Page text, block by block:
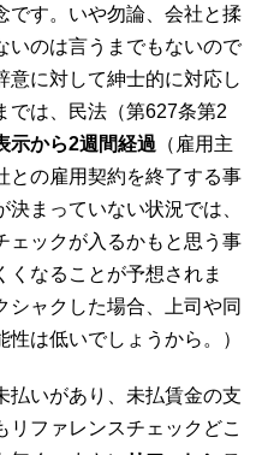
です。いや勿論、会社と揉
いのは言うまでもないので
意に対して紳士的に対応し
では、民法（第627条第2
示から2週間経過 （雇用主
との雇用契約を終了する事
まっていない状況では、
ェックが入るかもと思う事
くなることが予想されま
シャクした場合、上司や同
は低いでしょうから。）
払いがあり、未払賃金の支
ファレンスチェックどこ